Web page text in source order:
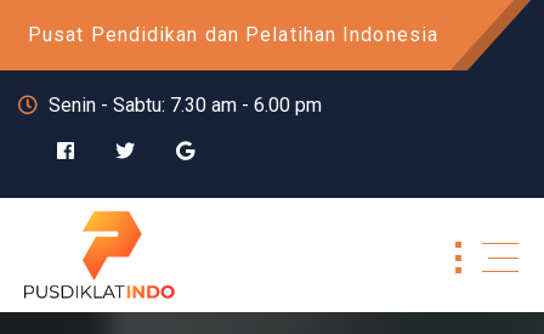
Pusat Pendidikan dan Pelatihan Indonesia
Senin - Sabtu: 7.30 am - 6.00 pm